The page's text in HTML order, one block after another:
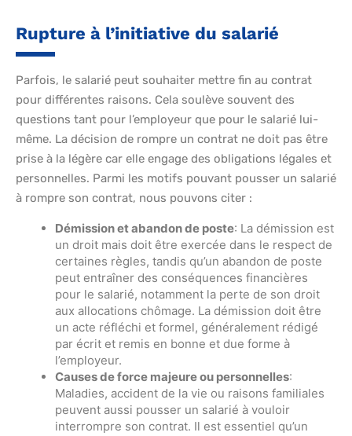
Rupture à l’initiative du salarié
Parfois, le salarié peut souhaiter mettre fin au contrat
pour différentes raisons. Cela soulève souvent des
questions tant pour l’employeur que pour le salarié lui-
même. La décision de rompre un contrat ne doit pas être
prise à la légère car elle engage des obligations légales et
personnelles. Parmi les motifs pouvant pousser un salarié
à rompre son contrat, nous pouvons citer :
Démission et abandon de poste: La démission est
un droit mais doit être exercée dans le respect de
certaines règles, tandis qu’un abandon de poste
peut entraîner des conséquences financières
pour le salarié, notamment la perte de son droit
aux allocations chômage. La démission doit être
un acte réfléchi et formel, généralement rédigé
par écrit et remis en bonne et due forme à
l’employeur.
Causes de force majeure ou personnelles:
Maladies, accident de la vie ou raisons familiales
peuvent aussi pousser un salarié à vouloir
interrompre son contrat. Il est essentiel qu’un